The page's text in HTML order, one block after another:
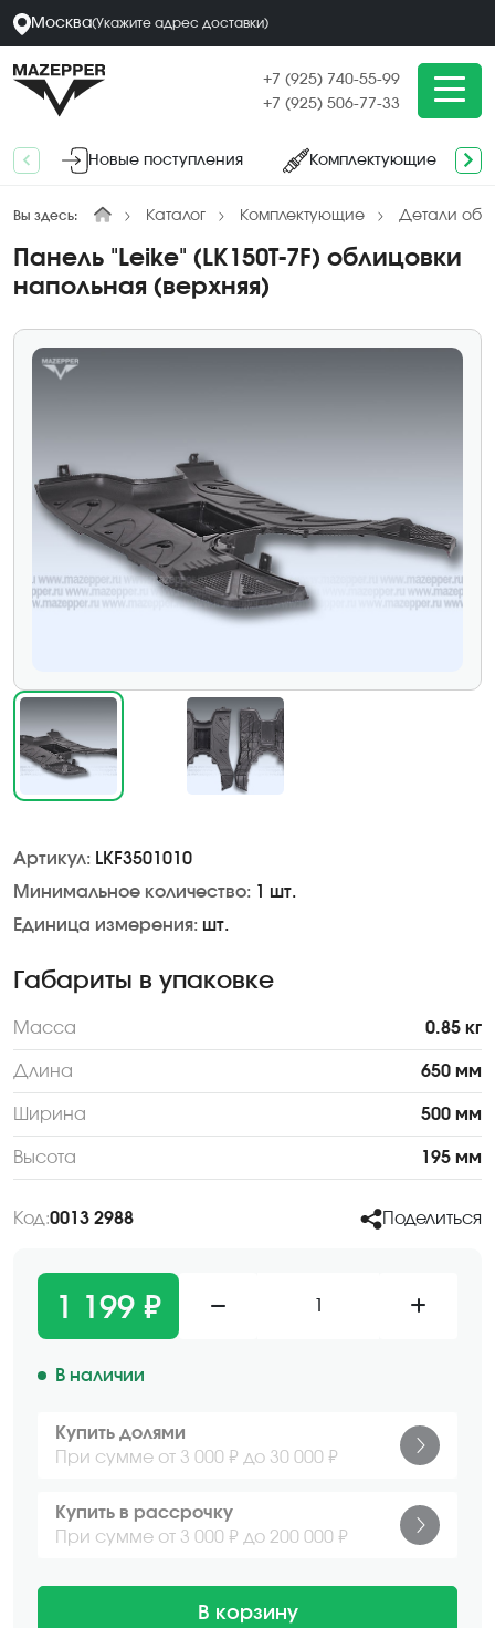
Москва(Укажите адрес доставки)
+7 (925) 740-55-99
+7 (925) 506-77-33
Новые поступления Комплектующие
Вы здесь: Каталог Комплектующие Детали
Панель "Leike" (LK150T-7F) облицовки
напольная (верхняя)
Артикул: LKF3501010
Минимальное количество: 1 шт.
Единица измерения: шт.
Габариты в упаковке
Масса 0.85 кг
Длина 650 мм
Ширина 500 мм
Высота 195 мм
Код:0013 2988 Поделиться
1 199 ₽
В наличии
Купить долями
При сумме от 3 000 ₽ до 30 000 ₽
Купить в рассрочку
При сумме от 3 000 ₽ до 200 000 ₽
В корзину